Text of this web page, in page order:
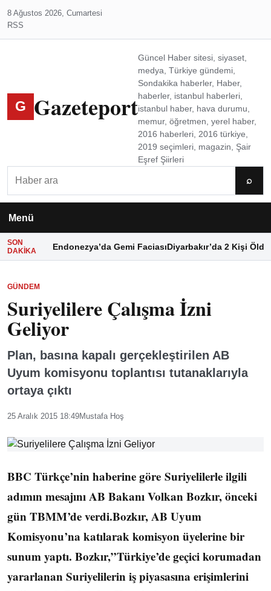
8 Ağustos 2026, Cumartesi
RSS
G Gazeteport
Güncel Haber sitesi, siyaset,
medya, Türkiye gündemi,
Sondakika haberler, Haber,
haberler, istanbul haberleri,
istanbul haber, hava durumu,
memur, öğretmen, yerel haber,
2016 haberleri, 2016 türkiye,
2019 seçimleri, magazin, Şair
Eşref Şiirleri
⌕
Menü
SON
DAKIKA
Endonezya’da Gemi FaciasıDiyarbakır’da 2 Kişi Öldü
GÜNDEM
Suriyelilere Çalışma İzni
Geliyor
Plan, basına kapalı gerçekleştirilen AB
Uyum komisyonu toplantısı tutanaklarıyla
ortaya çıktı
25 Aralık 2015 18:49Mustafa Hoş
BBC Türkçe’nin haberine göre Suriyelilerle ilgili
adımın mesajını AB Bakanı Volkan Bozkır, önceki
gün TBMM’de verdi.Bozkır, AB Uyum
Komisyonu’na katılarak komisyon üyelerine bir
sunum yaptı. Bozkır,”Türkiye’de geçici korumadan
yararlanan Suriyelilerin iş piyasasına erişimlerini